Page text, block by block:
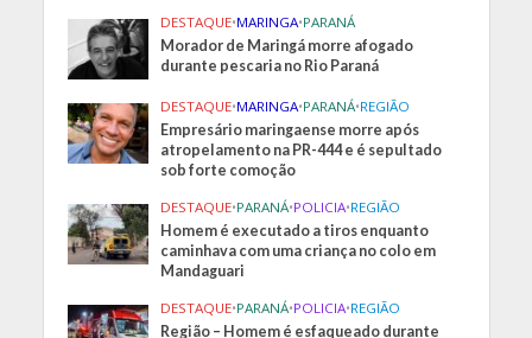
DESTAQUE•MARINGA•PARANÁ
Morador de Maringá morre afogado
durante pescaria no Rio Paraná
DESTAQUE•MARINGA•PARANÁ•REGIÃO
Empresário maringaense morre após
atropelamento na PR-444 e é sepultado
sob forte comoção
DESTAQUE•PARANÁ•POLICIA•REGIÃO
Homem é executado a tiros enquanto
caminhava com uma criança no colo em
Mandaguari
DESTAQUE•PARANÁ•POLICIA•REGIÃO
Região – Homem é esfaqueado durante